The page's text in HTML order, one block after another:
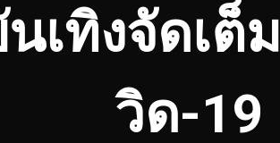
เทิงจัดเต็
วิด-19